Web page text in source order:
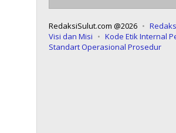
RedaksiSulut.com @2026
Visi dan Misi
Kode Etik Internal
Standart Operasional Prosedur